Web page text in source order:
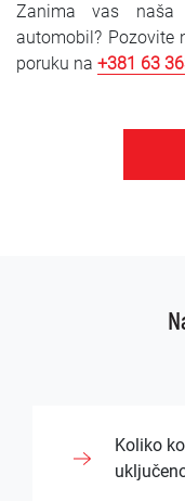
Zanima vas naša
automobil? Pozovite
poruku na +381 63
Koliko